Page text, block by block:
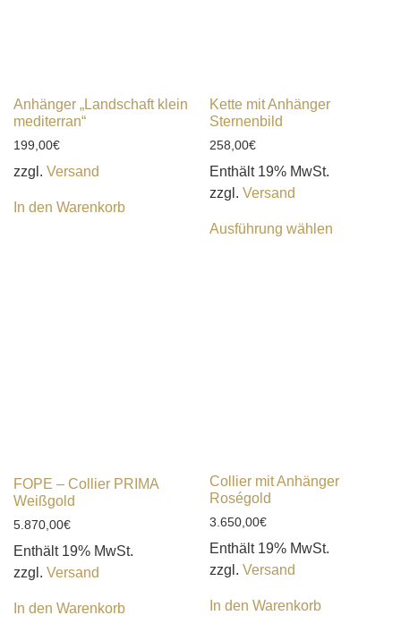
Anhänger „Landschaft klein
mediterran“
199,00€
zzgl. Versand
In den Warenkorb
Kette mit Anhänger
Sternenbild
258,00€
Enthält 19% MwSt.
zzgl. Versand
Ausführung wählen
FOPE – Collier PRIMA
Weißgold
5.870,00€
Enthält 19% MwSt.
zzgl. Versand
In den Warenkorb
Collier mit Anhänger
Roségold
3.650,00€
Enthält 19% MwSt.
zzgl. Versand
In den Warenkorb